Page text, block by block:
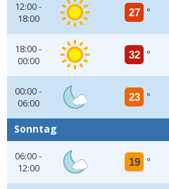
12:00 -
18:00
27 °
18:00 -
00:00
32 °
00:00 -
06:00
23 °
Sonntag
06:00 -
12:00
19 °